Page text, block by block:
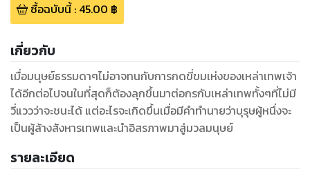
ซื้อฉบับนี้: 45.00 ฿
เกี่ยวกับ
เมื่อมนุษย์ธรรมดาๆไม่อาจทนกับการกดขี่ขมเห่งของเหล่าเทพเจ้า
ได้อีกต่อไปจนในที่สุดก็ต้องลุกขึ้นมาต่อกรกับเหล่าเทพทั้งๆที่ไม่มี
วี่แววว่าจะชนะได้ แต่อะไรจะเกิดขึ้นเมื่อมีคำทำนายว่าบุรุษผู้หนึ่งจะ
เป็นผู้ล้างสังหารเทพและนำอิสรภาพมาสู่มวลมนุษย์
รายละเอียด